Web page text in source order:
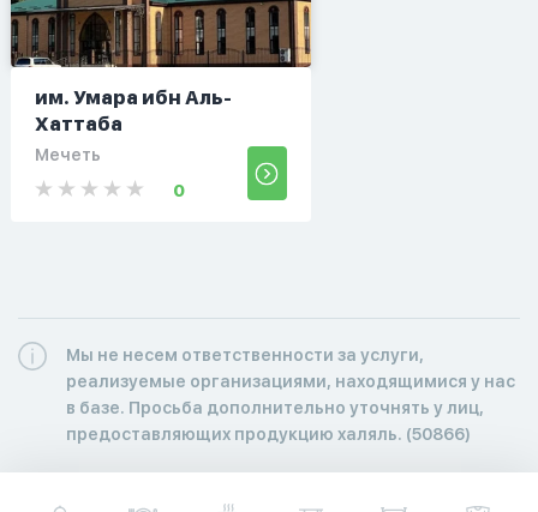
им. Умара ибн Аль-
Хаттаба
Мечеть
0
Мы не несем ответственности за услуги,
реализуемые организациями, находящимися у нас
в базе. Просьба дополнительно уточнять у лиц,
предоставляющих продукцию халяль. (50866)